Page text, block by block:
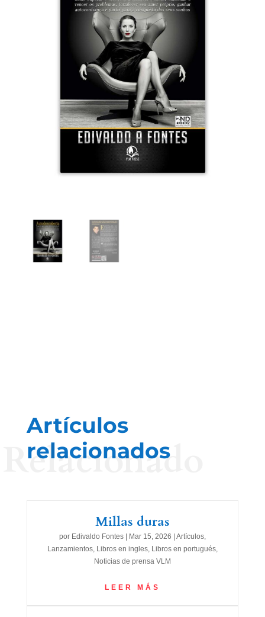
Artículos
relacionados
Relacionado
Millas duras
por Edivaldo Fontes| Mar 15, 2026 Artículos,
Lanzamientos, Libros en ingles, Libros en portugués,
Noticias de prensa VLM
LEER MÁS